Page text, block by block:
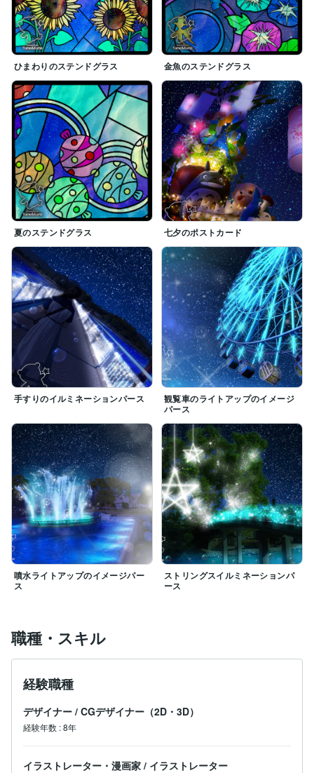
ひまわりのステンドグラス 金魚のステンドグラス
夏のステンドグラス 七夕のポストカード
手すりのイルミネーションパース
観覧車のライトアップのイメージ
パース
噴水ライトアップのイメージパー
ス
ストリングスイルミネーションパ
ース
職種・スキル
経験職種
デザイナー / CGデザイナー（2D・3D）
経験年数 :8年
イラストレーター・漫画家 / イラストレーター